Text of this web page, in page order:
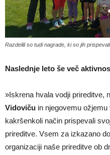
Razdelili so tudi nagrade, ki so jih
Naslednje leto še več
»Iskrena hvala vodji prireditve,
Vidoviču in njegovemu
kakršenkoli način prispevali
prireditve. Vsem za izkazano
organizaciji naše prireditve ob